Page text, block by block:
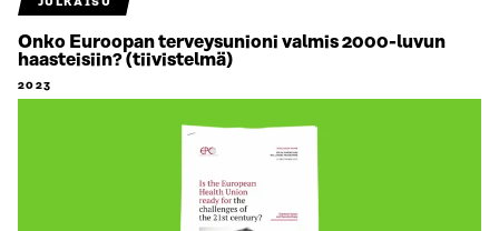
Onko Euroopan terveysunioni valmis 2000-luvun
haasteisiin? (tiivistelmä)
2023